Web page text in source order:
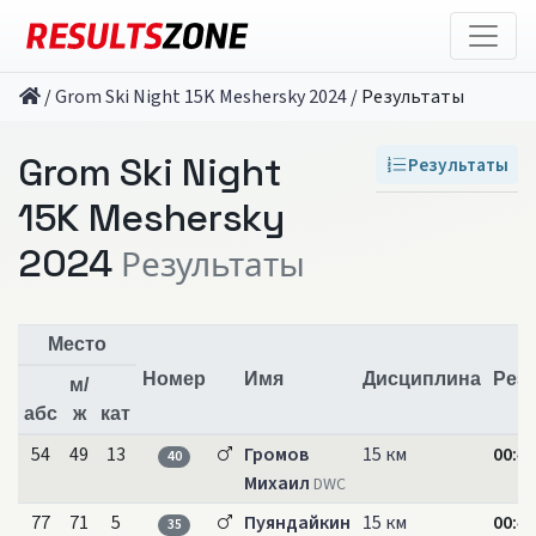
/Grom Ski Night 15K Meshersky 2024/Результаты
Grom Ski Night
15K Meshersky
2024 Результаты
Результаты
Место
Номер
Имя Дисциплина
абс
м/
ж
кат
54 49 13 40
Громов
Михаил DWC
15 км
77 71 5 35 Пуяндайкин 15 км